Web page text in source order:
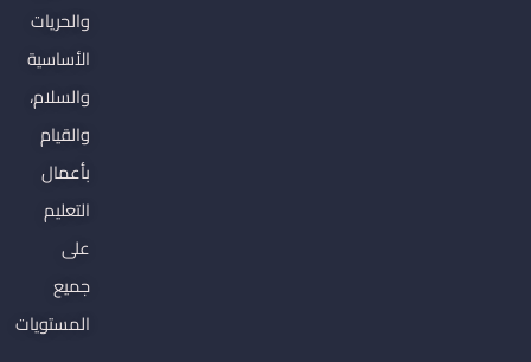
والحريات
الأساسية
والسلام،
والقيام
بأعمال
التعليم
على
جميع
المستويات